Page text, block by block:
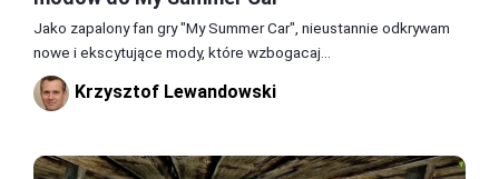
Jako zapalony fan gry "My Summer Car", nieustannie odkrywam
nowe i ekscytujące mody, które wzbogacaj...
Krzysztof Lewandowski